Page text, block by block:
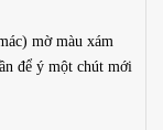
mờ màu xám
để ý một chút mới